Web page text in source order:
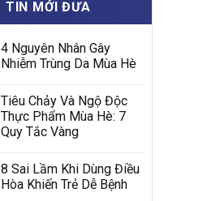
TIN MỚI ĐƯA
4 Nguyên Nhân Gây
Nhiễm Trùng Da Mùa Hè
Tiêu Chảy Và Ngộ Độc
Thực Phẩm Mùa Hè: 7
Quy Tắc Vàng
8 Sai Lầm Khi Dùng Điều
Hòa Khiến Trẻ Dễ Bệnh